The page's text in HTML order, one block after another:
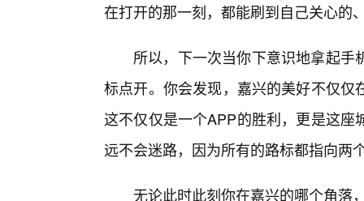
在打开的那一刻，都能刷到自己关心的
所以，下一次当你下意识地拿起
标点开。你会发现，嘉兴的美好不仅
这不仅仅是一个APP的胜利，更是这
远不会迷路，因为所有的路标都指向
无论此时此刻你在嘉兴的哪个角落